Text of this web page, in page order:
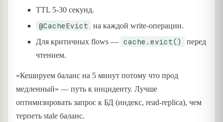
TTL 5-30 секунд.
@CacheEvict
на каждой write-операции.
Для критичных flows — cache.evict()
перед
чтением.
«Кешируем баланс на 5 минут потому что прод
медленный» — путь к инциденту. Лучше
оптимизировать запрос к БД (индекс, read-replica), чем
терпеть stale баланс.